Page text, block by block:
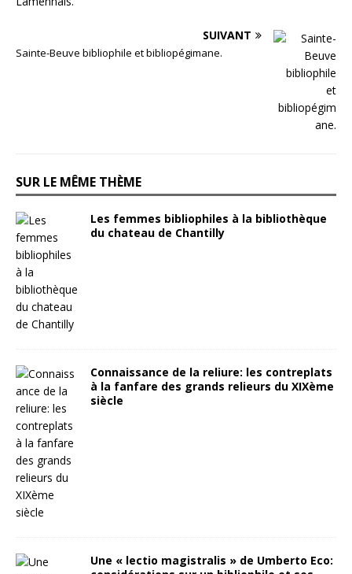
SUIVANT
Sainte-Beuve bibliophile et bibliopégimane.
SUR LE MÊME THÈME
Les femmes bibliophiles à la bibliothèque
du chateau de Chantilly
Connaissance de la reliure: les contreplats
à la fanfare des grands relieurs du XIXème
siècle
Une « lectio magistralis » de Umberto Eco: